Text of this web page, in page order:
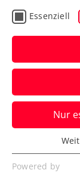
ATP
endet
Das
China
einem
Essenziell
Nur
Essenziell
Essenzielle
Powered by